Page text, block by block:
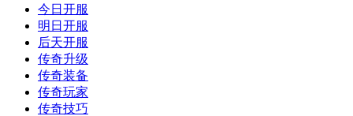
今日开服
明日开服
后天开服
传奇升级
传奇装备
传奇玩家
传奇技巧